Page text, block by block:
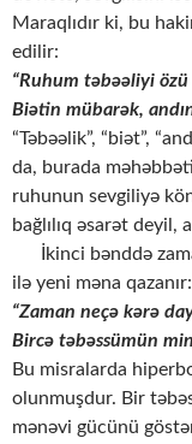
Maraqlıdır ki, bu
edilir:
“Ruhum təbəəliyi özü
Biətin mübarək,
“Təbəəlik”, “biət”,
da, burada
ruhunun sevgiliyə
bağlılıq əsarət
İkinci bənddə
ilə yeni məna qazanır:
“Zaman neçə kərə
Bircə təbəssümün
Bu misralarda
olunmuşdur. Bir
mənəvi gücünü